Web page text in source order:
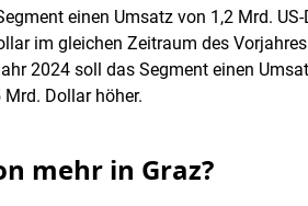
einen Umsatz von 1,2 Mrd.
im gleichen Zeitraum des
2024 soll das Segment einen
Dollar höher.
mehr in Graz?